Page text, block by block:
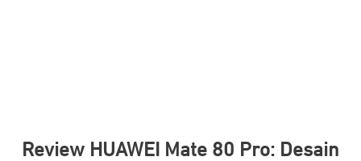
Review HUAWEI Mate 80 Pro: Desain